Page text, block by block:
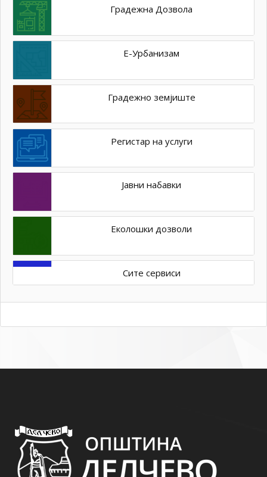
Градежна Дозвола
Е-Урбанизам
Градежно земјиште
Регистар на услуги
Јавни набавки
Еколошки дозволи
Сите сервиси